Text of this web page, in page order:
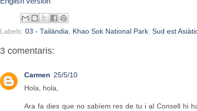
Labels: 03 - Tailàndia Khao Sok National Park Sud est
3 comentaris:
Carmen 25/5/10
Hola, hola,
Ara fa dies que no sabíem res de tu i al Consell hi